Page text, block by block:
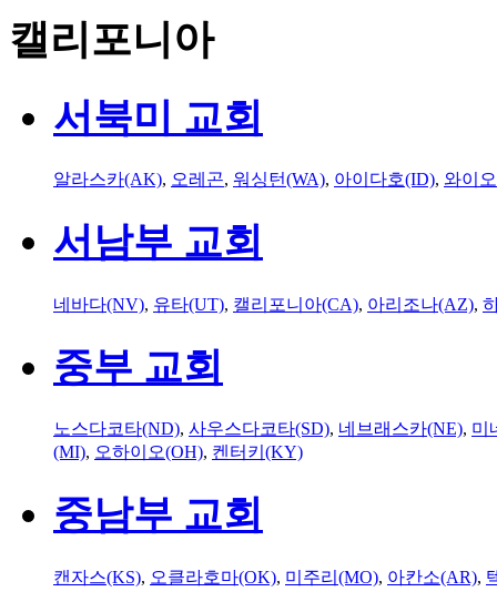
캘리포니아
서북미 교회
알라스카(AK), 오레곤, 워싱턴(WA), 아이다호(ID), 와이
서남부 교회
네바다(NV), 유타(UT), 캘리포니아(CA), 아리조나(AZ),
중부 교회
노스다코타(ND), 사우스다코타(SD), 네브래스카(NE), 미
(MI), 오하이오(OH), 켄터키(KY)
중남부 교회
캔자스(KS), 오클라호마(OK), 미주리(MO), 아칸소(AR),